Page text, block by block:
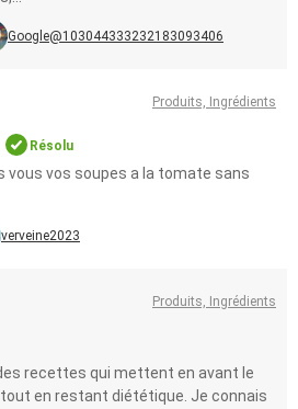
Google@103044333232183093406
Produits, Ingrédients
Résolu
vous vos soupes a la tomate sans
verveine2023
Produits, Ingrédients
recettes qui mettent en avant le
en restant diététique. Je connais